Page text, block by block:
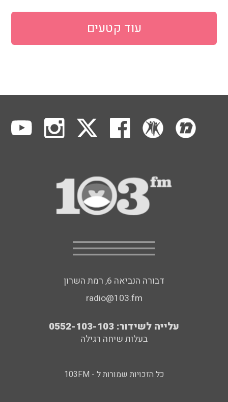
עוד קטעים
דבורה הנביאה 6, רמת השרון
radio@103.fm
עלייה לשידור: 0552-103-103
בעלות שיחה רגילה
כל הזכויות שמורות ל - 103FM